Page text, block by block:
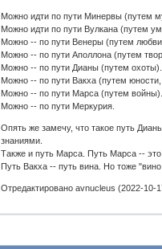
Можно идти по пути Минервы (путем
Можно идти по пути Вулкана (путем
Можно -- по пути Венеры (путем
Можно -- по пути Аполлона (путем
Можно -- по пути Дианы (путем охоты).
Можно -- по пути Вакха (путем юности,
Можно -- по пути Марса (путем войны).
Можно -- по пути Меркурия.
Опять же замечу, что такое путь
знаниями.
Также и путь Марса. Путь Марса --
Путь Вакха -- путь вина. Но тоже
Отредактировано avnucleus (2022-10-